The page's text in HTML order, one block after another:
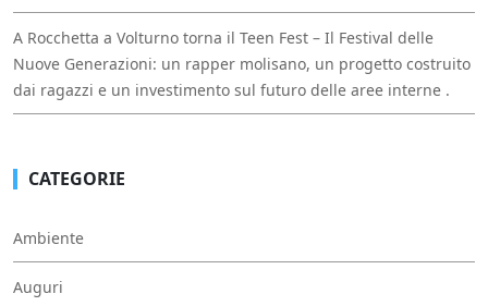
A Rocchetta a Volturno torna il Teen Fest – Il Festival delle
Nuove Generazioni: un rapper molisano, un progetto costruito
dai ragazzi e un investimento sul futuro delle aree interne .
CATEGORIE
Ambiente
Auguri